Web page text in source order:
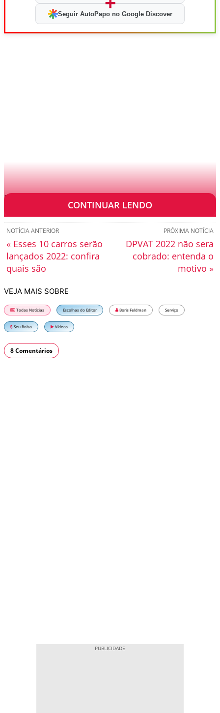
Seguir AutoPapo no Google Discover
Eu explico o motivo. Confira no vídeo:
CONTINUAR LENDO
PRÓXIMA NOTÍCIA
DPVAT 2022 não sera
cobrado: entenda o
motivo »
NOTÍCIA ANTERIOR
« Esses 10 carros serão
lançados 2022: confira
quais são
VEJA MAIS SOBRE
Todas Notícias Escolhas do Editor Boris Feldman Serviço
Seu Bolso Vídeos
8 Comentários